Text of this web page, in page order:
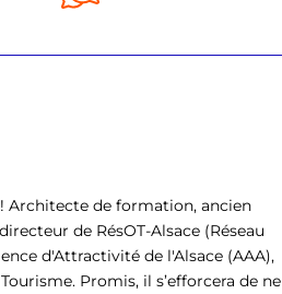
Architecte de formation, ancien
de RésOT-Alsace (Réseau
d'Attractivité de l'Alsace (AAA),
Promis, il s’efforcera de ne